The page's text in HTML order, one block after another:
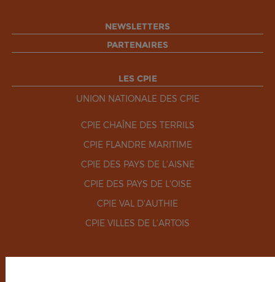
NEWSLETTERS
PARTENAIRES
LES CPIE
UNION NATIONALE DES CPIE
CPIE CHAÎNE DES TERRILS
CPIE FLANDRE MARITIME
CPIE DES PAYS DE L'AISNE
CPIE DES PAYS DE L'OISE
CPIE VAL D'AUTHIE
CPIE VILLES DE L'ARTOIS